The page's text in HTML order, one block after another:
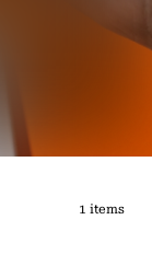
1 items